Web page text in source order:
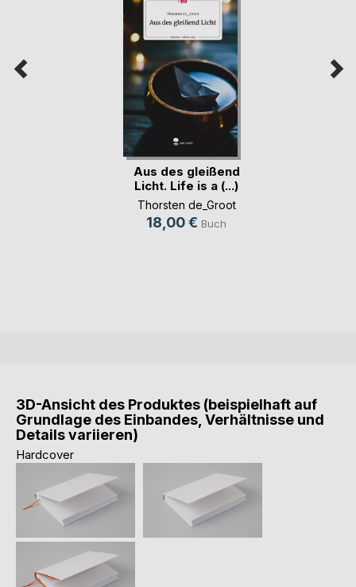
Aus des gleißend
Licht. Life is a (...)
Thorsten de_Groot
18,00 € Buch
3D-Ansicht des Produktes (beispielhaft auf
Grundlage des Einbandes, Verhältnisse und
Details variieren)
Hardcover